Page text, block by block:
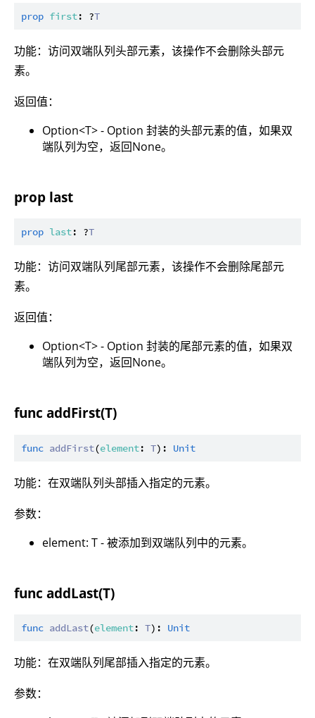
prop first: ?T
功能：访问双端队列头部元素，该操作不会删除头部元
素。
返回值：
Option<T> - Option 封装的头部元素的值，如果双
端队列为空，返回None。
prop last
prop last: ?T
功能：访问双端队列尾部元素，该操作不会删除尾部元
素。
返回值：
Option<T> - Option 封装的尾部元素的值，如果双
端队列为空，返回None。
func addFirst(T)
func addFirst(element: T): Unit
功能：在双端队列头部插入指定的元素。
参数：
element: T - 被添加到双端队列中的元素。
func addLast(T)
func addLast(element: T): Unit
功能：在双端队列尾部插入指定的元素。
参数：